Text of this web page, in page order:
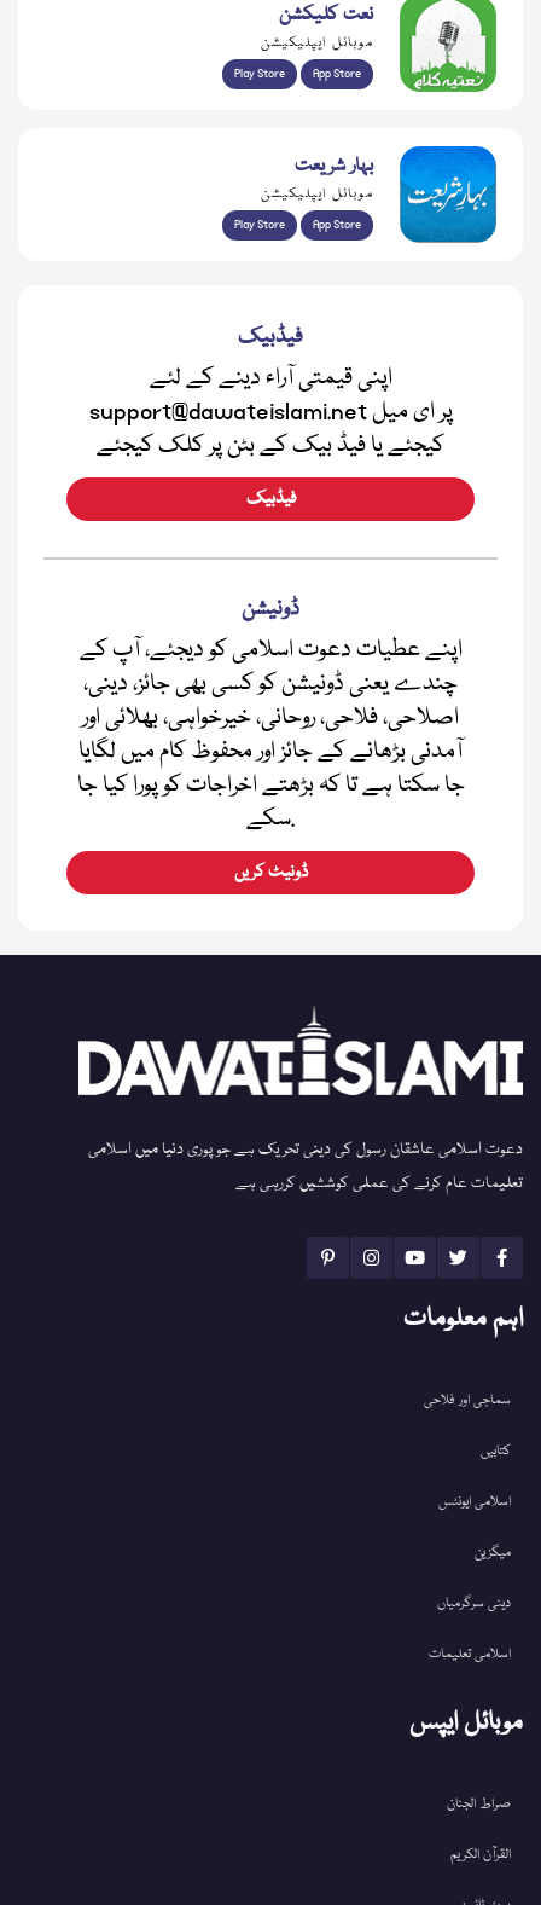
نعت کلیکشن
موبائل ایپلیکیشن
Play Store App Store
بہار شریعت
موبائل ایپلیکیشن
Play Store App Store
فیڈبیک
اپنی قیمتی آراء دینے کے لئے
support@dawateislami.net پر ای میل
کیجئے یا فیڈ بیک کے بٹن پر کلک کیجئے
فیڈبیک
ڈونیشن
اپنے عطیات دعوت اسلامی کو دیجئے، آپ کے
چندے یعنی ڈونیشن کو کسی بھی جائز، دینی،
اصلاحی، فلاحی، روحانی، خیرخواہی، بھلائی اور
آمدنی بڑھانے کے جائز اور محفوظ کام میں لگایا
جا سکتا ہے تا کہ بڑھتے اخراجات کو پورا کیا جا
سکے.
ڈونیٹ کریں
دعوت اسلامی عاشقان رسول کی دینی تحریک ہے جو پوری دنیا میں اسلامی
تعلیمات عام کرنے کی عملی کوششیں کررہی ہے
اہم معلومات
سماجی اور فلاحی
کتابیں
اسلامی ایونٹس
میگزین
دینی سرگرمیاں
اسلامی تعلیمات
موبائل ایپس
صراط الجنان
القرآن الکریم